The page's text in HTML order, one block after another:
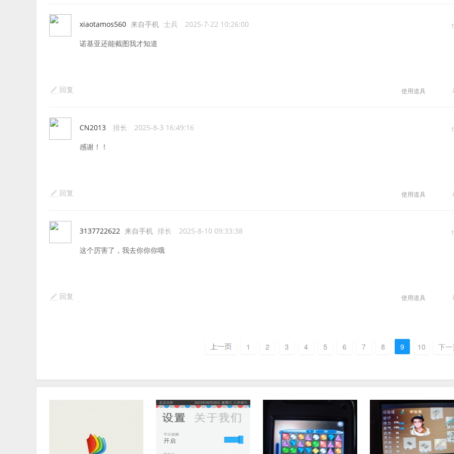
xiaotamos560 来自手机 士兵 2025-7-22 10:26:00
诺基亚还能截图我才知道
回复 使用道具
CN2013 排长 2025-8-3 16:49:16
感谢！！
回复 使用道具
3137722622 来自手机 排长 2025-8-10 09:33:38
这个厉害了，我去你你你哦
回复 使用道具
1 2 3 4 5 6 7 8 9 10 下